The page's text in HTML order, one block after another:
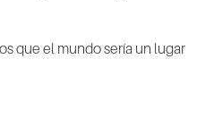
que el mundo sería un lugar